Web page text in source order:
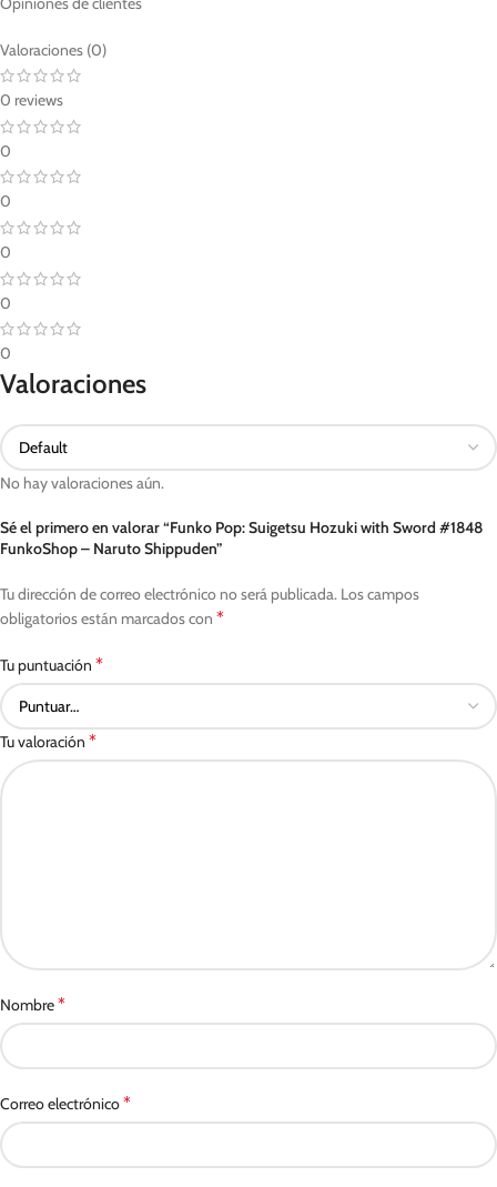
Valoraciones (0)
0 reviews
0
0
0
0
0
Valoraciones
No hay valoraciones aún.
Sé el primero en valorar “Funko Pop: Suigetsu Hozuki with Sword #1848
FunkoShop – Naruto Shippuden”
Tu dirección de correo electrónico no será publicada. Los campos
obligatorios están marcados con *
Tu puntuación *
Tu valoración *
Nombre*
Correo electrónico*